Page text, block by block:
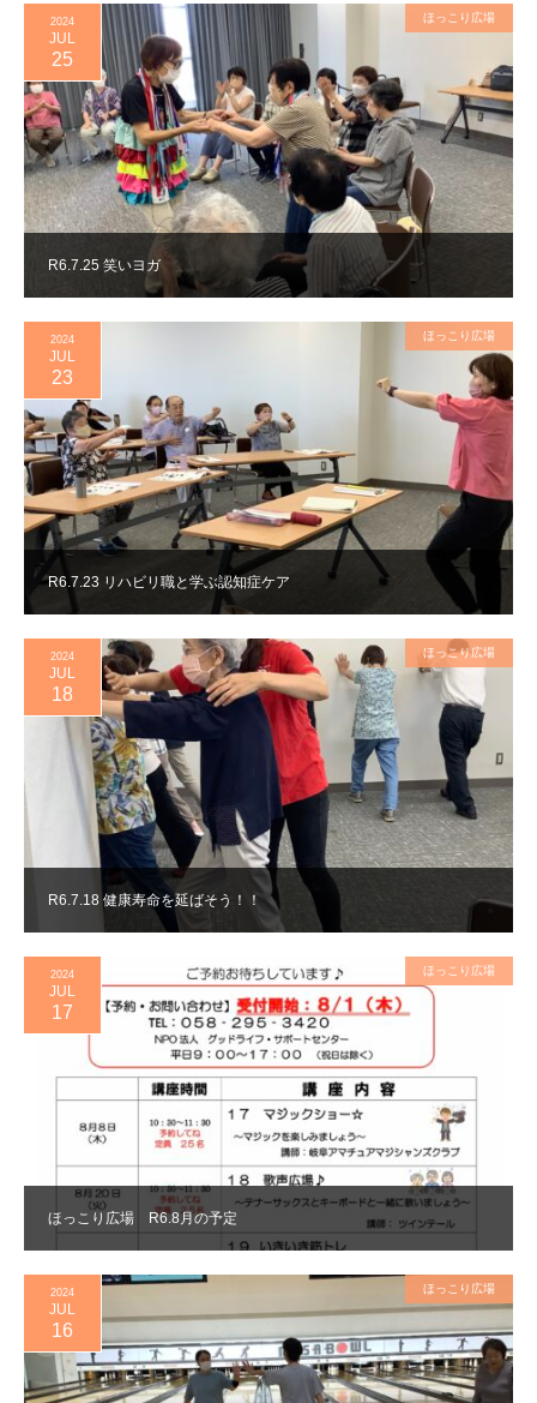
R6.7.25 笑いヨガ
2024
JUL
25
ほっこり広場
R6.7.23 リハビリ職と学ぶ認知症ケア
2024
JUL
23
ほっこり広場
R6.7.18 健康寿命を延ばそう！！
2024
JUL
18
ほっこり広場
ほっこり広場 R6.8月の予定
2024
JUL
17
ほっこり広場
2024
JUL
16
ほっこり広場